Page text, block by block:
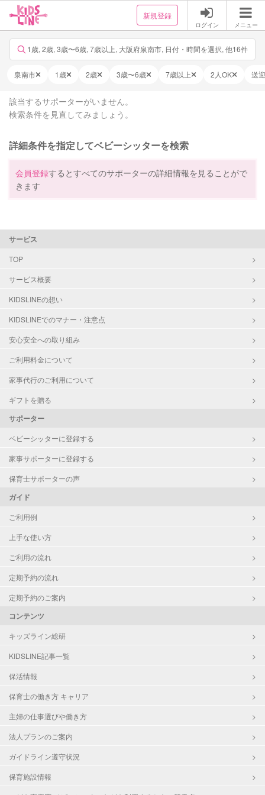
新規登録
ログイン メニュー
1歳, 2歳, 3歳〜6歳, 7歳以上, 大阪府泉南市, 日付・時間を選択, 他16件
泉南市 1歳 2歳 3歳〜6歳 7歳以上 2人OK 送
該当するサポーターがいません。
検索条件を見直してみましょう。
詳細条件を指定してベビーシッターを検索
会員登録するとすべてのサポーターの詳細情報を見ることがで
きます
サービス
TOP
サービス概要
KIDSLINEの想い
KIDSLINEでのマナー・注意点
安心安全への取り組み
ご利用料金について
家事代行のご利用について
ギフトを贈る
サポーター
ベビーシッターに登録する
家事サポーターに登録する
保育士サポーターの声
ガイド
ご利用例
上手な使い方
ご利用の流れ
定期予約の流れ
定期予約のご案内
コンテンツ
キッズライン総研
KIDSLINE記事一覧
保活情報
保育士の働き方 キャリア
主婦の仕事選びや働き方
法人プランのご案内
ガイドライン遵守状況
保育施設情報